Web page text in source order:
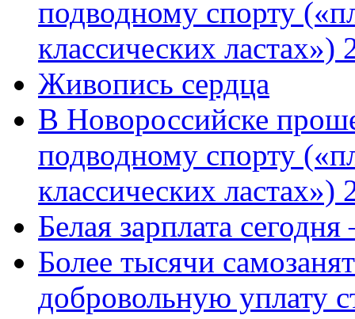
подводному спорту
классических
Живопись сердца
В Новороссийске
подводному спорту
классических ластах»)
Белая зарплата
Более тысячи
добровольную уплату